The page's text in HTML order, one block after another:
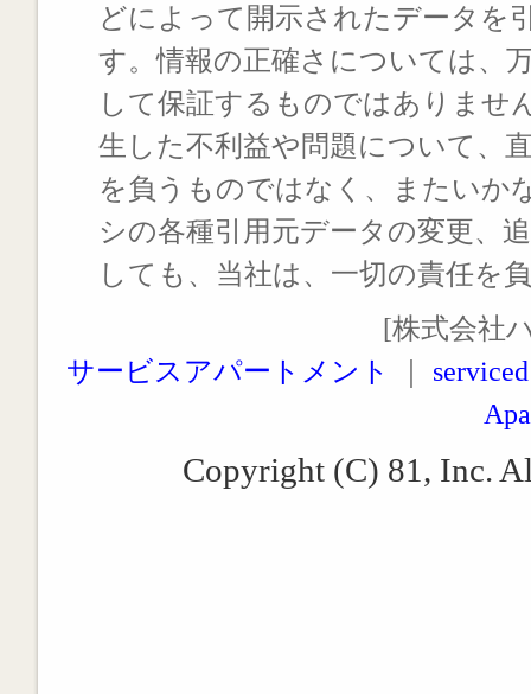
どによって開示されたデータを
す。情報の正確さについては、
して保証するものではありませ
生した不利益や問題について、
を負うものではなく、またいか
シの各種引用元データの変更、
しても、当社は、一切の責任を
[株式会社
サービスアパートメント
Copyright (C) 81, Inc.